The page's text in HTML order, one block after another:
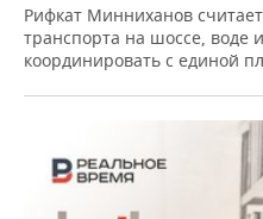
Рифкат Минниханов
транспорта на шоссе, воде
координировать с единой